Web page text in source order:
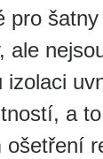
pro
ale
izolaci
a
ošetření